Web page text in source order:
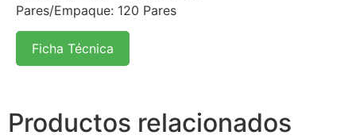
Pares/Empaque: 120 Pares
Ficha Técnica
Productos relacionados